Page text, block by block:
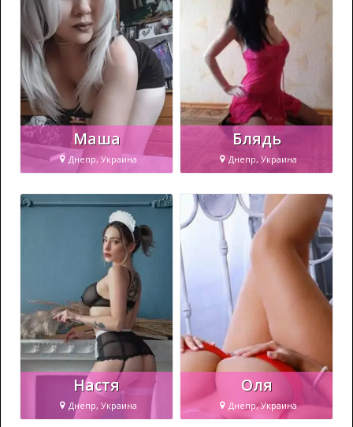
Маша
Днепр, Украина
Блядь
Днепр, Украина
Настя
Днепр, Украина
Оля
Днепр, Украина